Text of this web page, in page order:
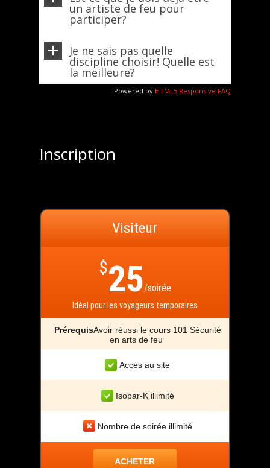
un artiste de feu pour
participer?
Je ne sais pas quelle
discipline choisir! Quelle est
la meilleure?
Powered by HTML5 Responsive FAQ
Inscription
Visiteur
$25/soirée
Idéal pour les voyageurs temporaires
PrérequisAvoir réussi le cours 101 Sécurité
en arts de feu
Accès au site
Isopar-K illimité
Nombre de soirée illimité
ACHETER